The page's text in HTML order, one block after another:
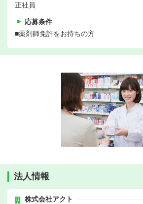
正社員
応募条件
■薬剤師免許をお持ちの方
法人情報
株式会社アクト